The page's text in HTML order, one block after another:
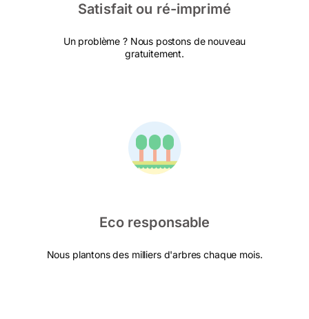
Satisfait ou ré-imprimé
Un problème ? Nous postons de nouveau
gratuitement.
Eco responsable
Nous plantons des milliers d'arbres chaque mois.